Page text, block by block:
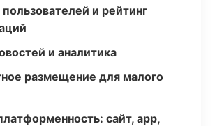
и рейтинг
и аналитика
размещение для малого
сайт, app,